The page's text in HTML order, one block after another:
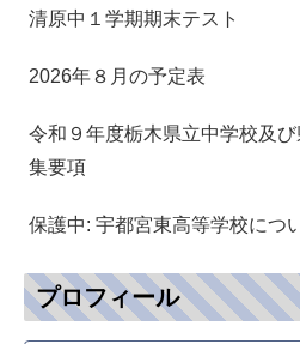
清原中１学期期末テスト
2026年８月の予定表
令和９年度栃木県立中学校及
集要項
保護中: 宇都宮東高等学校につ
プロフィール